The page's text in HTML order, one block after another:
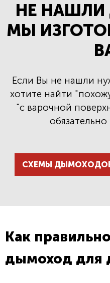
НЕ
МЫ
Если Вы не нашли
хотите найти
"с варочной
СХЕМЫ
Как
дымоход для